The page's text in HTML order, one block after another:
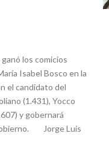
los comicios
Isabel Bosco en la
el candidato del
(1.431), Yocco
y gobernará
Jorge Luis